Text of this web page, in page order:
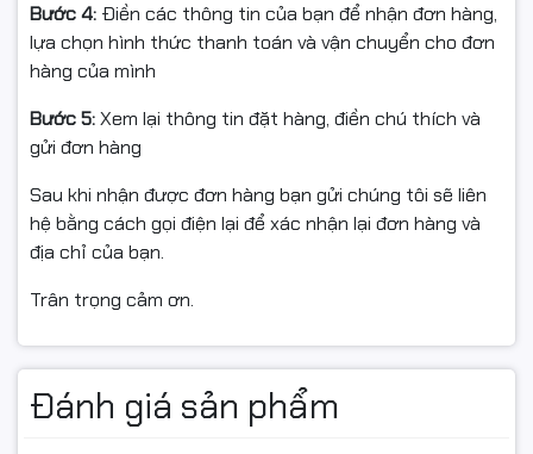
đủ hộp/tem/phụ kiện/hóa đơn (nếu có).
- Không hỗ trợ đổi/hoàn nếu: dùng cho sai dòng máy,
hoặc không có video mở gói.
#HopMucInknet12A #HopMuc12A #HopMucHP12A
#HopMucQ2612A #HopMucCanon303
#HopMucCanon2900 #HopMucCanon3000
#MucInInknet #MucInVanPhong #HopMucFullVAT
#HopMucGiaRe #MucInChinhHieu
Bước 4: Điền các thông tin của bạn để nhận đơn hàng,
lựa chọn hình thức thanh toán và vận chuyển cho đơn
hàng của mình
Bước 5:Xem lại thông tin đặt hàng, điền chú thích và
gửi đơn hàng
Sau khi nhận được đơn hàng bạn gửi chúng tôi sẽ liên
hệ bằng cách gọi điện lại để xác nhận lại đơn hàng và
địa chỉ của bạn.
Trân trọng cảm ơn.
Đánh giá sản phẩm